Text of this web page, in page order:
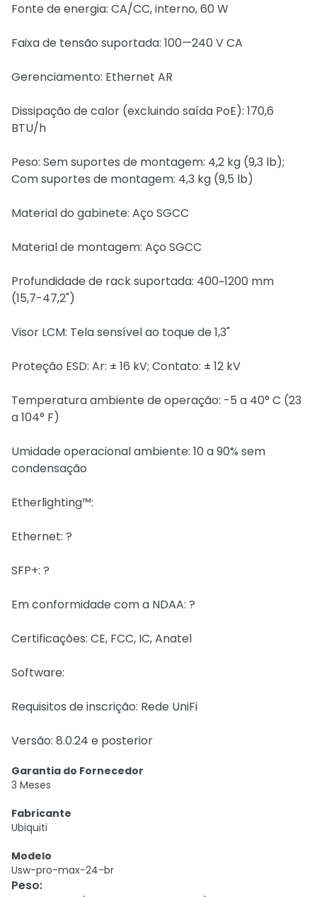
Fonte de energia: CA/CC, interno, 60 W
Faixa de tensão suportada: 100—240 V CA
Gerenciamento: Ethernet AR
Dissipação de calor (excluindo saída PoE): 170,6
BTU/h
Peso: Sem suportes de montagem: 4,2 kg (9,3 lb);
Com suportes de montagem: 4,3 kg (9,5 lb)
Material do gabinete: Aço SGCC
Material de montagem: Aço SGCC
Profundidade de rack suportada: 400~1200 mm
(15,7-47,2")
Visor LCM: Tela sensível ao toque de 1,3"
Proteção ESD: Ar: ± 16 kV; Contato: ± 12 kV
Temperatura ambiente de operação: -5 a 40° C (23
a 104° F)
Umidade operacional ambiente: 10 a 90% sem
condensação
Etherlighting™:
Ethernet: ?
SFP+: ?
Em conformidade com a NDAA: ?
Certificações: CE, FCC, IC, Anatel
Software:
Requisitos de inscrição: Rede UniFi
Versão: 8.0.24 e posterior
Garantia do Fornecedor
3 Meses
Fabricante
Ubiquiti
Modelo
Usw-pro-max-24-br
Peso: